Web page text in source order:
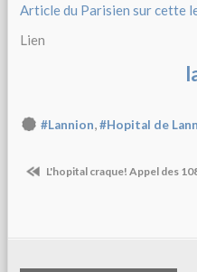
Article du Parisien sur cette
Lien
#Lannion,#Hopital de
L'hopital craque! Appel des